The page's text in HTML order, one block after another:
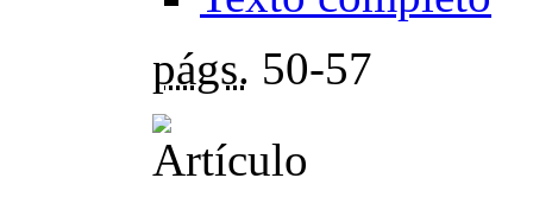
págs. 50-57